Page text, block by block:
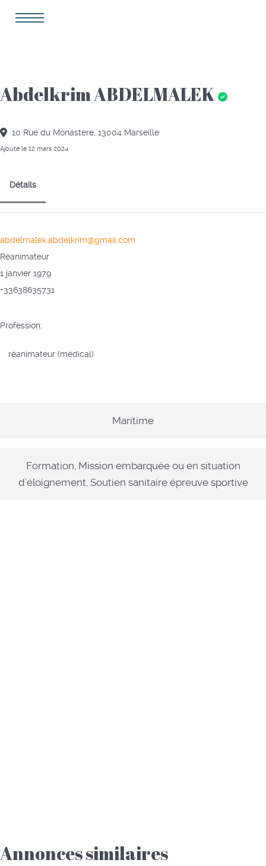
Abdelkrim ABDELMALEK
10 Rue du Monastere, 13004 Marseille
Ajouté le 12 mars 2024
Détails
abdelmalek.abdelkrim@gmail.com
Réanimateur
1 janvier 1979
+33638635731
Profession:
réanimateur (médical)
Maritime
Formation, Mission embarquée ou en situation
d’éloignement, Soutien sanitaire épreuve sportive
Annonces similaires